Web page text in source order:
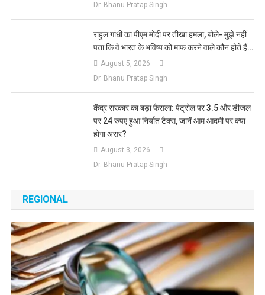
Dr. Bhanu Pratap Singh
राहुल गांधी का पीएम मोदी पर तीखा हमला, बोले- मुझे नहीं
पता कि वे भारत के भविष्य को माफ करने वाले कौन होते हैं…
August 5, 2026
Dr. Bhanu Pratap Singh
​केंद्र सरकार का बड़ा फैसला: पेट्रोल पर 3.5 और डीजल
पर 24 रुपए हुआ निर्यात टैक्स, जानें आम आदमी पर क्या
होगा असर?
August 3, 2026
Dr. Bhanu Pratap Singh
REGIONAL